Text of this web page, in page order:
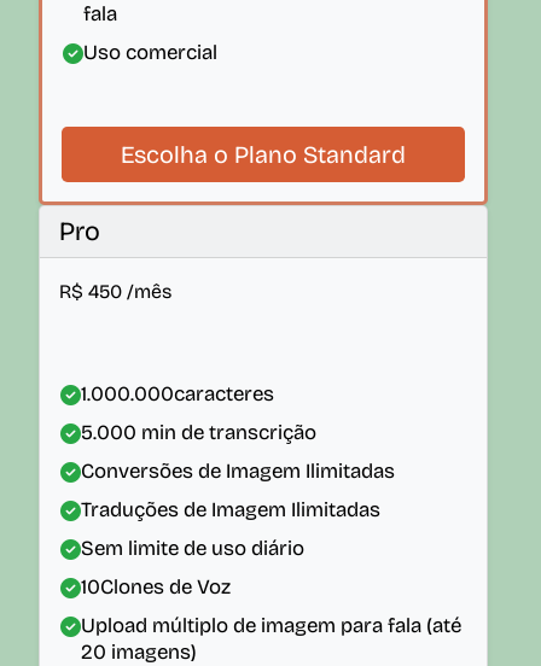
fala
Uso comercial
Escolha o Plano Standard
Pro
R$ 450 /mês
1.000.000caracteres
5.000 min de transcrição
Conversões de Imagem Ilimitadas
Traduções de Imagem Ilimitadas
Sem limite de uso diário
10Clones de Voz
Upload múltiplo de imagem para fala (até
20 imagens)